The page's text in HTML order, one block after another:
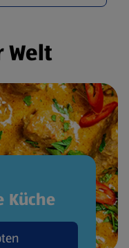
Welt
Küche